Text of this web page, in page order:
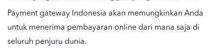
Payment gateway Indonesia akan memungkinkan Anda
untuk menerima pembayaran online dari mana saja di
seluruh penjuru dunia.